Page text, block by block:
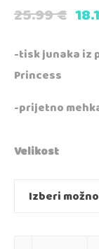
25.99€
-tisk junaka iz
Princess
-prijetno
Velikost